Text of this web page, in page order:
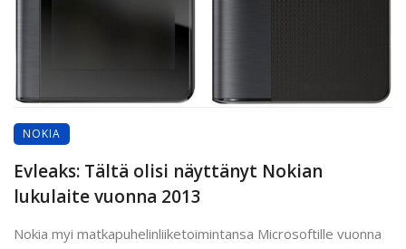
NOKIA
Evleaks: Tältä olisi näyttänyt Nokian
lukulaite vuonna 2013
Nokia myi matkapuhelinliiketoimintansa Microsoftille vuonna